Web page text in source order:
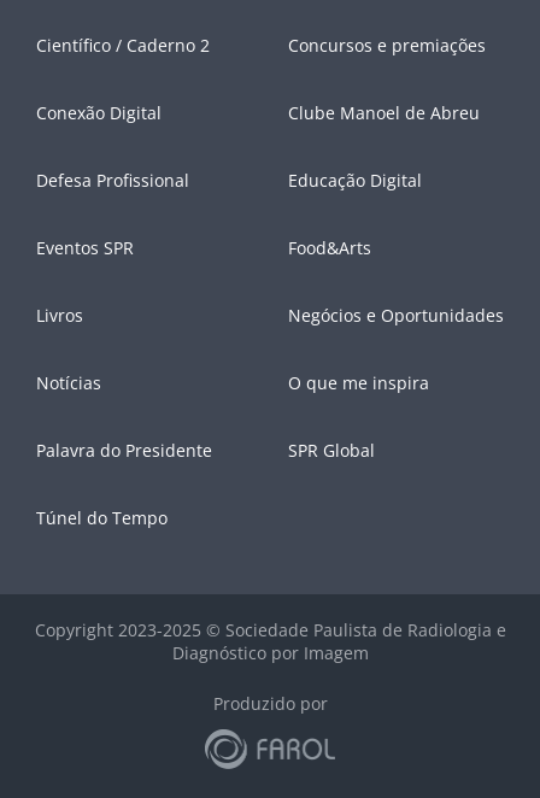
Científico / Caderno 2 Concursos e premiações
Conexão Digital Clube Manoel de Abreu
Defesa Profissional Educação Digital
Eventos SPR Food&Arts
Livros Negócios e Oportunidades
Notícias O que me inspira
Palavra do Presidente SPR Global
Túnel do Tempo
Copyright 2023-2025 © Sociedade Paulista de Radiologia e
Diagnóstico por Imagem
Produzido por